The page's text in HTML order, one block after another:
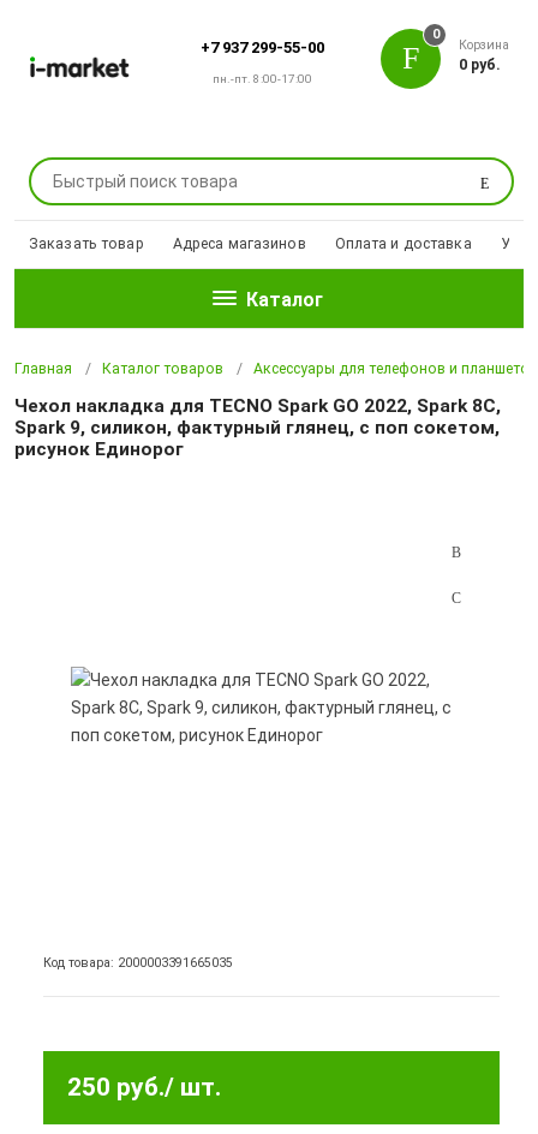
+7 937 299-55-00
пн.-пт. 8:00-17:00
Поиск
0
Корзина
0 руб.
Заказать товар Адреса магазинов Оплата и доставка
Каталог
Главная Каталог товаров Аксессуары для телефонов и планшетов
Чехол накладка для TECNO Spark GO 2022, Spark 8C,
Spark 9, силикон, фактурный глянец, с поп сокетом,
рисунок Единорог
Код товара: 2000003391665035
250 руб./ шт.